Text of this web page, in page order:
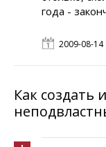
года -
2009-08-14
Как создать